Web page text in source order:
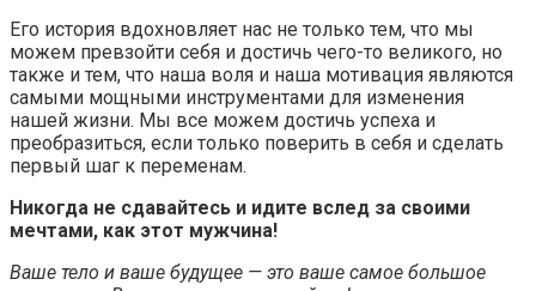
Его история вдохновляет нас не только тем, что мы
можем превзойти себя и достичь чего-то великого, но
также и тем, что наша воля и наша мотивация являются
самыми мощными инструментами для изменения
нашей жизни. Мы все можем достичь успеха и
преобразиться, если только поверить в себя и сделать
первый шаг к переменам.
Никогда не сдавайтесь и идите вслед за своими
мечтами, как этот мужчина!
Ваше тело и ваше будущее — это ваше самое большое